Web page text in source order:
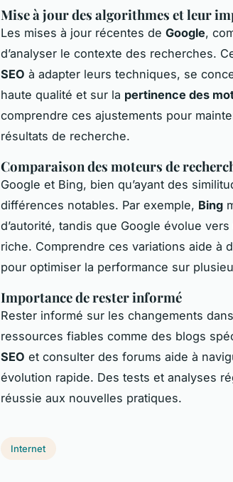
Mise à jour des algorithmes et leur
Les mises à jour récentes de Google,
d’analyser le contexte des recherches.
SEO à adapter leurs techniques, se
haute qualité et sur la pertinence des
comprendre ces ajustements pour
résultats de recherche.
Comparaison des moteurs de
Google et Bing, bien qu’ayant des
différences notables. Par exemple, Bing
d’autorité, tandis que Google évolue
riche. Comprendre ces variations aide à
pour optimiser la performance sur
Importance de rester informé
Rester informé sur les changements dans
ressources fiables comme des blogs
SEO et consulter des forums aide à
évolution rapide. Des tests et analyses
réussie aux nouvelles pratiques.
Internet